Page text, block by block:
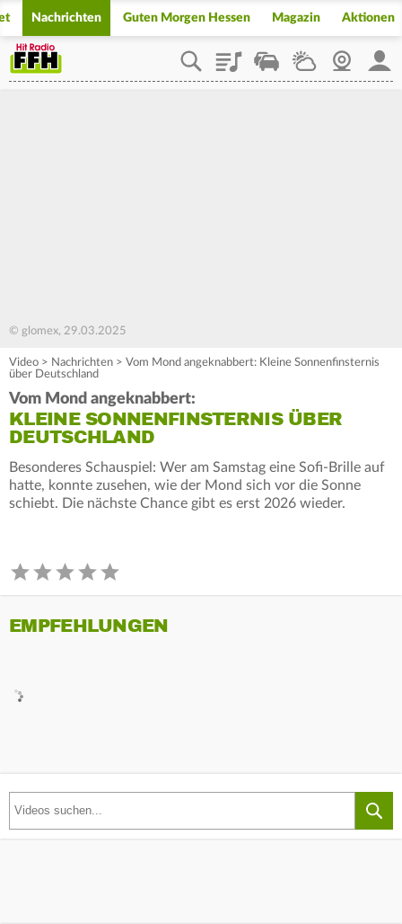
Nachrichten Guten Morgen Hessen Magazin Aktionen
PlaylistStaupilotWetterWebcam
© glomex, 29.03.2025
Video > Nachrichten > Vom Mond angeknabbert: Kleine Sonnenfinsternis
über Deutschland
Vom Mond angeknabbert:
KLEINE SONNENFINSTERNIS ÜBER
DEUTSCHLAND
Besonderes Schauspiel: Wer am Samstag eine Sofi-Brille auf
hatte, konnte zusehen, wie der Mond sich vor die Sonne
schiebt. Die nächste Chance gibt es erst 2026 wieder.
EMPFEHLUNGEN